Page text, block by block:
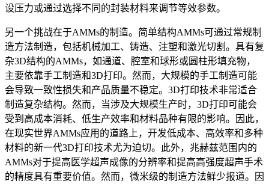
设压力或通过选择不同的封装材料来调节等效参数。
另一个挑战在于AMMs的制造。简单结构AMMs可通过常规制
造方法制造，包括机械加工、铸造、注塑和激光切割。具有复
杂3D结构的AMMs，如通道、腔室和球形或圆柱形填充物，
主要依靠手工制造和3D打印。然而，大规模的手工制造可能
会导致一致性损失和产品质量不稳定。3D打印技术非常适合
制造复杂结构。然而，当涉及大规模生产时，3D打印可能会
受到高成本消耗、低生产效率和材料品种有限的影响。因此，
在现实世界AMMs应用的道路上，开发低成本、高效率和多种
材料的新一代3D打印技术尤为迫切。此外，兆赫兹范围内的
AMMs对于提高医学超声成像的分辨率和提高高强度超声手术
的精度具有重要价值。然而，微米级的制造方法鲜少报道。因